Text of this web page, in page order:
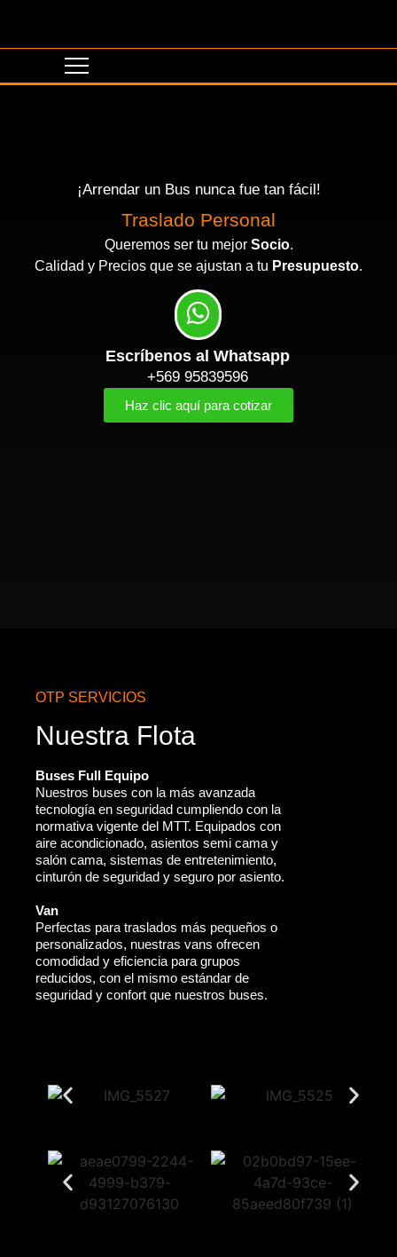
¡Arrendar un Bus nunca fue tan fácil!
Traslado Personal
Queremos ser tu mejor Socio.
Calidad y Precios que se ajustan a tu Presupuesto.
Escríbenos al Whatsapp
+569 95839596
Haz clic aquí para cotizar
OTP SERVICIOS
Nuestra Flota
Buses Full Equipo
Nuestros buses con la más avanzada
tecnología en seguridad cumpliendo con la
normativa vigente del MTT. Equipados con
aire acondicionado, asientos semi cama y
salón cama, sistemas de entretenimiento,
cinturón de seguridad y seguro por asiento.
Van
Perfectas para traslados más pequeños o
personalizados, nuestras vans ofrecen
comodidad y eficiencia para grupos
reducidos, con el mismo estándar de
seguridad y confort que nuestros buses.